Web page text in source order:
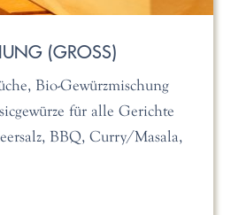
(GROSS)
Bio-Gewürzmischung
für alle Gerichte
BBQ, Curry/Masala,